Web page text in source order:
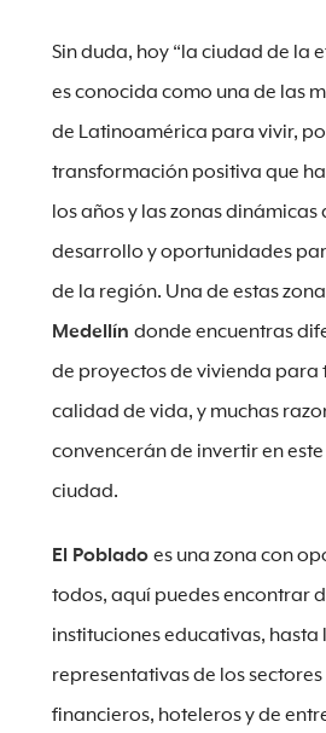
Sin duda, hoy “la ciudad de la
es conocida como una de las
de Latinoamérica para vivir,
transformación positiva que
los años y las zonas dinámicas
desarrollo y oportunidades
de la región. Una de estas
Medellín donde encuentras
de proyectos de vivienda para
calidad de vida, y muchas
convencerán de invertir en
ciudad.
El Poblado es una zona con
todos, aquí puedes encontrar
instituciones educativas, hasta
representativas de los
financieros, hoteleros y de